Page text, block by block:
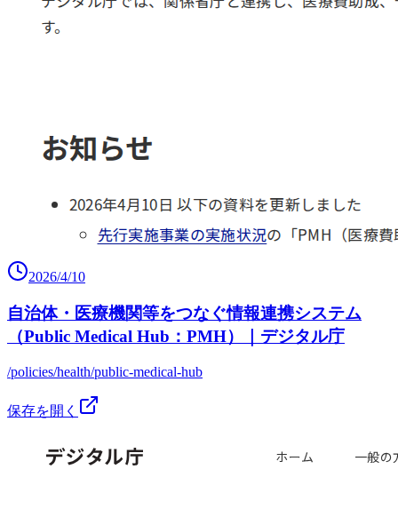
2026/4/10
自治体・医療機関等をつなぐ情報連携システム
（Public Medical Hub：PMH）｜デジタル庁
/policies/health/public-medical-hub
保存を開く